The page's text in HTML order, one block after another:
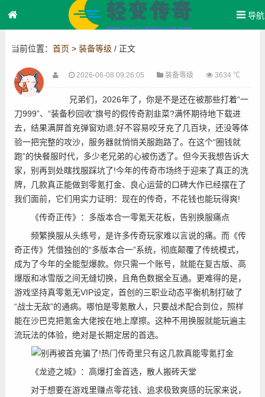
首
页
导航
当前位置： 首页 > 装备等级 / 正文
2026-06-08 09:26:05 装备等级 3634 ℃
兄弟们，2026年了，你是不是还在被那些打着“一
刀999”、“装备秒回收”旗号的假传奇割韭菜?满怀期待地下载进
去，结果满屏首充弹窗劝退;好不容易咬牙充了几百块，还没等体
验一把完整的攻沙，服务器就悄悄关服跑路了。在这个“圈钱就
跑”的快餐服时代，多少老兄弟的心被伤透了。但今天我想告诉大
家，别再到处瞎找服踩坑了!今年的传奇市场终于迎来了真正的洗
牌，几款真正能做到零氪打金、良心运营的口碑大作已经摆在了
我们面前，它们用实力证明：现在的传奇，不花钱也能玩得爽!
《传奇正传》：多版本合一零氪天花板，告别换服痛点
频繁换服从头练号，是许多传奇玩家难以言说的痛。而《传
奇正传》凭借独创的“多版本合一”系统，彻底颠覆了传统模式，
成为了今年的全能型爆款。你只需一个账号，就能在复古版、高
爆版和冰雪版之间无缝切换，且角色数据全互通。更难得的是，
游戏坚持真零氪无VIP设定，首创的三职业动态平衡机制打破了
“战士无敌”的通病。哪怕是零氪散人，只要战术配合到位，照样
能在沙巴克把氪金大佬按在地上摩擦。这种不用换服就能玩遍主
流玩法的体验，绝对是长期定居的首选。
《龙迹之城》：高爆打金首选，散人搬砖天堂
对于想要在游戏里赚点零花钱、追求极致爽感的玩家来说，